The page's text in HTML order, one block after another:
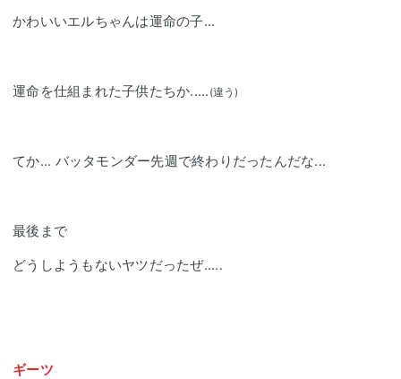
かわいいエルちゃんは運命の子...
運命を仕組まれた子供たちか..... (違う)
てか... バッタモンダー先週で終わりだったんだな...
最後まで
どうしようもないヤツだったぜ.....
ギーツ